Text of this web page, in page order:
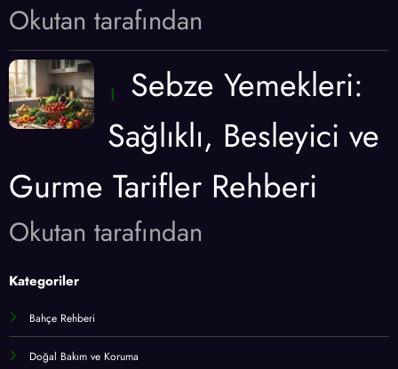
Okutan tarafından
Sebze Yemekleri:
Sağlıklı, Besleyici ve
Gurme Tarifler Rehberi
Okutan tarafından
Kategoriler
Bahçe Rehberi
Doğal Bakım ve Koruma